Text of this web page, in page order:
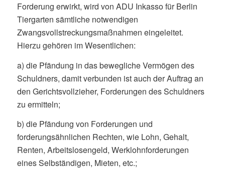
Forderung erwirkt, wird von ADU Inkasso für Berlin
Tiergarten sämtliche notwendigen
Zwangsvollstreckungsmaßnahmen eingeleitet.
Hierzu gehören im Wesentlichen:
a) die Pfändung in das bewegliche Vermögen des
Schuldners, damit verbunden ist auch der Auftrag an
den Gerichtsvollzieher, Forderungen des Schuldners
zu ermitteln;
b) die Pfändung von Forderungen und
forderungsähnlichen Rechten, wie Lohn, Gehalt,
Renten, Arbeitslosengeld, Werklohnforderungen
eines Selbständigen, Mieten, etc.;